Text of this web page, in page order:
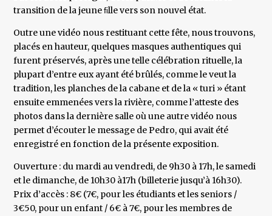
transition de la jeune ﬁlle vers son nouvel état.
Outre une vidéo nous restituant cette fête, nous trouvons,
placés en hauteur, quelques masques authentiques qui
furent préservés, après une telle célébration rituelle, la
plupart d’entre eux ayant été brûlés, comme le veut la
tradition, les planches de la cabane et de la « turi » étant
ensuite emmenées vers la rivière, comme l’atteste des
photos dans la dernière salle où une autre vidéo nous
permet d’écouter le message de Pedro, qui avait été
enregistré en fonction de la présente exposition.
Ouverture : du mardi au vendredi, de 9h30 à 17h, le samedi
et le dimanche, de 10h30 à17h (billeterie jusqu’à 16h30).
Prix d’accès : 8€ (7€, pour les étudiants et les seniors /
3€50, pour un enfant / 6€ à 7€, pour les membres de